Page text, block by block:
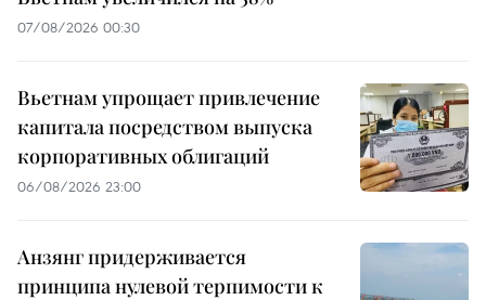
07/08/2026 00:30
Вьетнам упрощает привлечение
капитала посредством выпуска
корпоративных облигаций
06/08/2026 23:00
Анзянг придерживается
принципа нулевой терпимости к